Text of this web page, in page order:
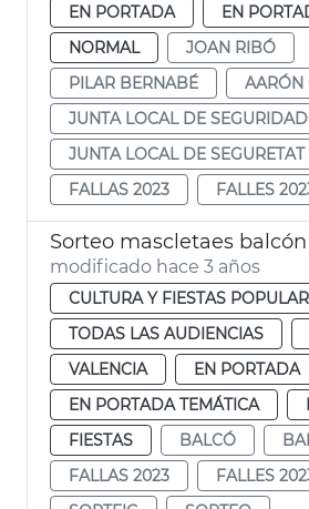
EN PORTADA
EN
NORMAL
JOAN RIBÓ
PILAR BERNABÉ
AARÓN
JUNTA LOCAL DE SEGURIDAD
JUNTA LOCAL DE SEGURETAT
FALLAS 2023
FALLES
Sorteo mascletaes balcón
modificado hace 3 años
CULTURA Y FIESTAS
TODAS LAS AUDIENCIAS
VALENCIA
EN PORTADA
EN PORTADA TEMÁTICA
FIESTAS
BALCÓ
FALLAS 2023
FALLES